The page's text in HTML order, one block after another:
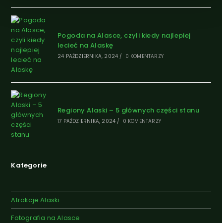
Pogoda na Alasce, czyli kiedy najlepiej
lecieć na Alaskę
24 PAŹDZIERNIKA, 2024 / 0 KOMENTARZY
Regiony Alaski – 5 głównych części stanu
17 PAŹDZIERNIKA, 2024 / 0 KOMENTARZY
Kategorie
Atrakcje Alaski
Fotografia na Alasce